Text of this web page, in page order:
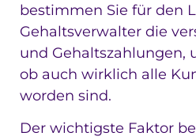
bestimmen Sie für den
Gehaltsverwalter die
und Gehaltszahlungen,
ob auch wirklich alle
worden sind.
Der wichtigste Faktor